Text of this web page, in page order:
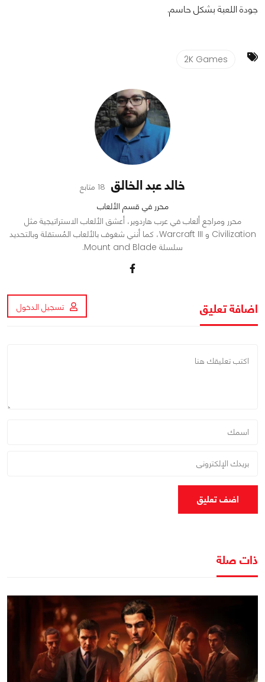
جودة اللعبة بشكل حاسم.
2K Games
خالد عبد الخالق 18 متابع
محرر في قسم الألعاب
محرر ومراجع ألعاب في عرب هاردوير، أعشق الألعاب الاستراتيجية مثل
Civilization و Warcraft III، كما أنني شغوف بالألعاب المُستقلة وبالتحديد
سلسلة Mount and Blade.
اضافة تعليق تسجيل الدخول
اضف تعليق
ذات صلة